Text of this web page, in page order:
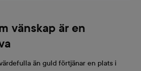
vänskap är en
än guld förtjänar en plats i